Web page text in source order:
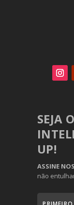
SEJA
UP!
ASSINE
não